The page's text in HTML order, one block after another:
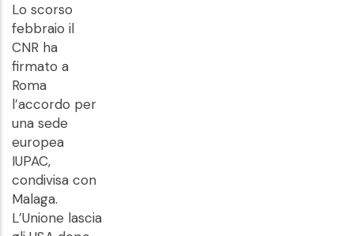
Lo scorso
febbraio il
CNR ha
firmato a
Roma
l’accordo per
una sede
europea
IUPAC,
condivisa con
Malaga.
L’Unione lascia